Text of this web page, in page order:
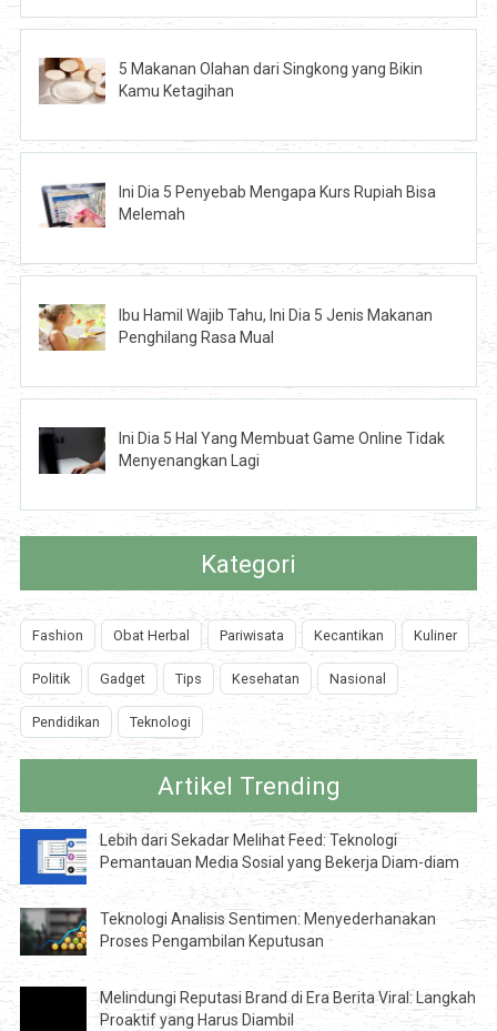
5 Makanan Olahan dari Singkong yang Bikin
Kamu Ketagihan
Ini Dia 5 Penyebab Mengapa Kurs Rupiah Bisa
Melemah
Ibu Hamil Wajib Tahu, Ini Dia 5 Jenis Makanan
Penghilang Rasa Mual
Ini Dia 5 Hal Yang Membuat Game Online Tidak
Menyenangkan Lagi
Kategori
Fashion Obat Herbal Pariwisata Kecantikan Kuliner
Politik Gadget Tips Kesehatan Nasional
Pendidikan Teknologi
Artikel Trending
Lebih dari Sekadar Melihat Feed: Teknologi
Pemantauan Media Sosial yang Bekerja Diam-diam
Teknologi Analisis Sentimen: Menyederhanakan
Proses Pengambilan Keputusan
Melindungi Reputasi Brand di Era Berita Viral: Langkah
Proaktif yang Harus Diambil